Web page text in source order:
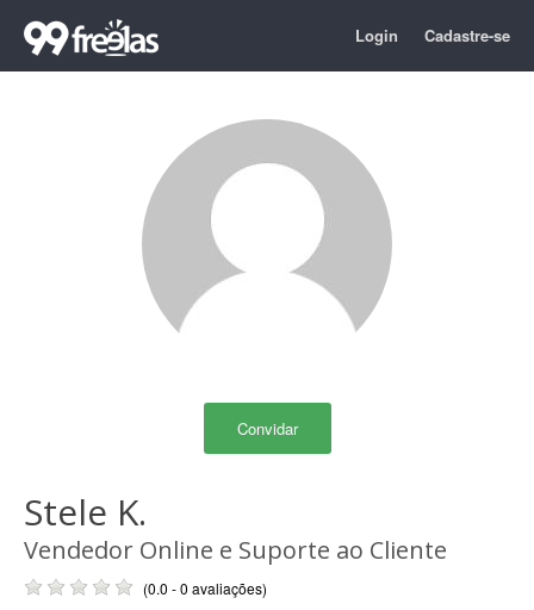
Login Cadastre-se
Convidar
Stele K.
Vendedor Online e Suporte ao Cliente
(0.0 - 0 avaliações)